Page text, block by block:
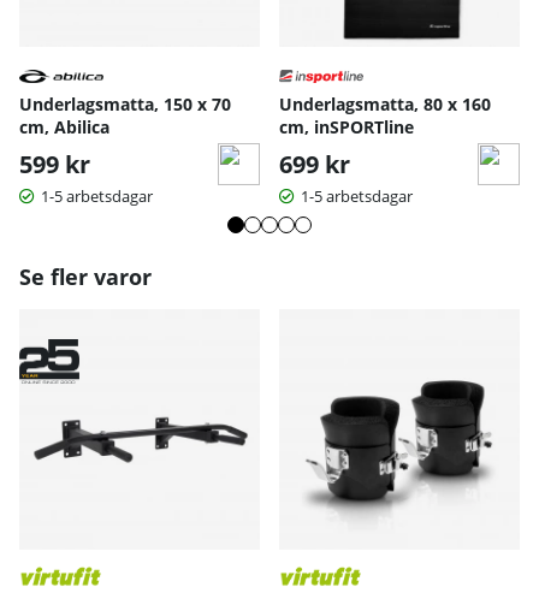
Underlagsmatta, 150 x 70
cm, Abilica
599 kr
1-5 arbetsdagar
Underlagsmatta, 80 x 160
cm, inSPORTline
699 kr
1-5 arbetsdagar
Se fler varor